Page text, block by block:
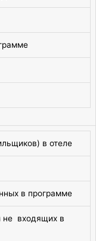
в отеле
в программе
не входящих в